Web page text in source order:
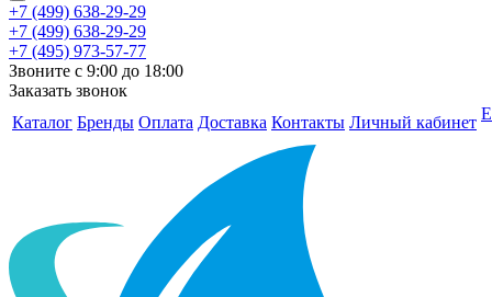
+7 (499) 638-29-29
+7 (499) 638-29-29
+7 (495) 973-57-77
Звоните с 9:00 до 18:00
Заказать звонок
Каталог Бренды Оплата Доставка Контакты Личный кабинет